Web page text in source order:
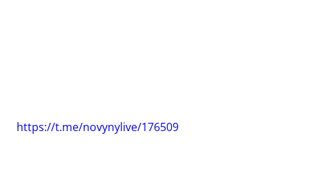
https://t.me/novynylive/176509